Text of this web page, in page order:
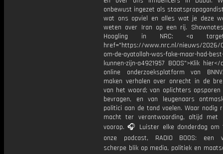
onbewust ingezet als
wat ons opviel en alles wat je deze
weten over Iran op een rij.
Hoogling in NRC: <a
href="https://www.nrc.nl/nieuws/
om-de-ayatollah-was-fake-maar-had-
kunnen-zijn-a4921957 BOOS">Klik
online onderzoeksplatform van
maken verhalen over onrecht in de
van het woord; van oplichters opsporen
bevragen, en van leugenaars
politici aan de tand voelen. Waar nodig
macht ter verantwoording, altijd met
voorop. 🎧 Luister elke donderdag om
onze podcast, RADIO BOOS: een
scherpe blik op media, politiek en